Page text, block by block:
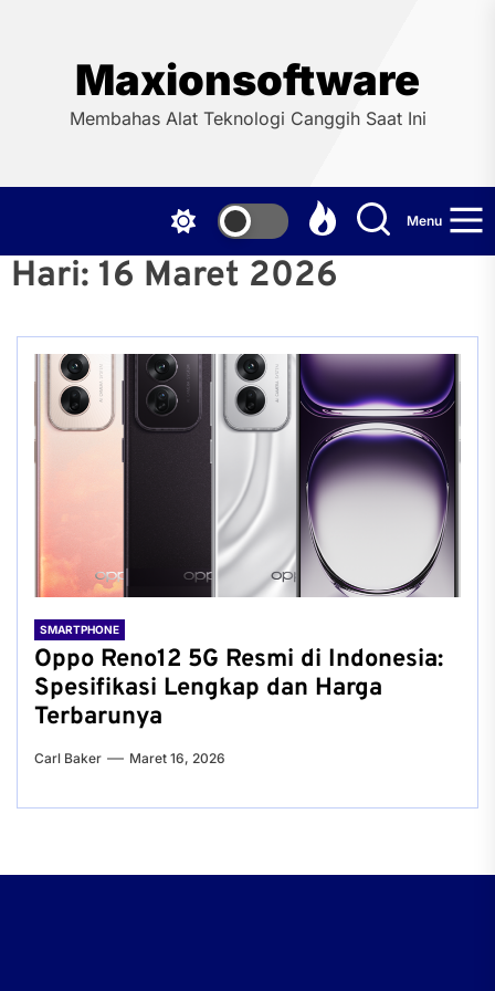
Maxionsoftware
Membahas Alat Teknologi Canggih Saat Ini
Menu
Hari: 16 Maret 2026
SMARTPHONE
Oppo Reno12 5G Resmi di Indonesia:
Spesifikasi Lengkap dan Harga
Terbarunya
Carl Baker Maret 16, 2026